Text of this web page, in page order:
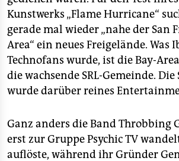
Kunstwerks „Flame Hurricane“
gerade mal wieder „nahe der San
Area“ ein neues Freigelände. Was
Technofans wurde, ist die Bay-
die wachsende SRL-Gemeinde. Die
wurde darüber reines
Ganz anders die Band Throbbing
erst zur Gruppe Psychic TV
auflöste, während ihr Gründer